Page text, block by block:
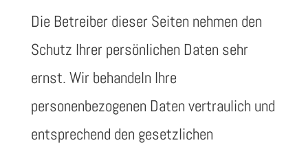
Die Betreiber dieser Seiten nehmen den
Schutz Ihrer persönlichen Daten sehr
ernst. Wir behandeln Ihre
personenbezogenen Daten vertraulich und
entsprechend den gesetzlichen